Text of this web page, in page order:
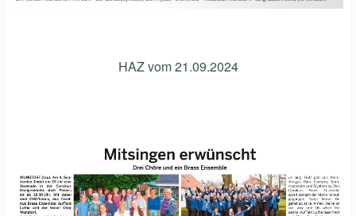
HAZ vom 21.09.2024